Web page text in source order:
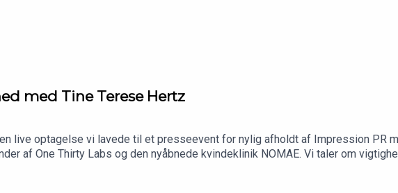
med Tine Terese Hertz
live optagelse vi lavede til et presseevent for nylig afholdt af Impression PR
af One Thirty Labs og den nyåbnede kvindeklinik NOMAE. Vi taler om
i dag for at få tjekket sine hormon og vitaminniveauer når vi har født, kommer i
mig været en kæmpe øjenåbner, og jeg er så glad for at kvinder taler åbent om